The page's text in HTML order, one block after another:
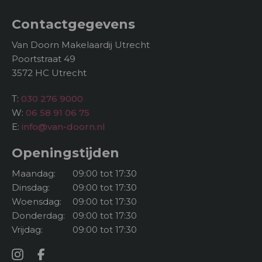
bewoners elkaar, is er oog voor elkaar en worden er
regelmatig buurtactiviteiten georganiseerd. De ruime
percelen zorgen er tegelijkertijd voor dat iedereen in
alle rust van zijn eigen plek kan genieten. Juist die
combinatie van betrokkenheid en privacy maakt
De Merkesstraat maakt onderdeel uit van het
historische terrein van Fort De Bilt en is eigendom
natuurgebied Bloeyendael, een prachtig gebied met
bos, open graslanden en kronkelende wandelpaden
waar je ieder seizoen opnieuw van de natuur kunt
genieten.
Ondanks de rustige en groene ligging is de
bereikbaarheid uitstekend. Binnen circa tien minuten
fietsen bereik je zowel de historische binnenstad van
Contactgegevens
Van Doorn Makelaardij Utrecht
Poortstraat 49
3572 HC Utrecht
T: 030 276 9000
W: 06 58 91 06 75
E: info@van-doorn.nl
Openingstijden
Maandag:
09:00 tot 17:30
Dinsdag:
09:00 tot 17:30
Woensdag:
09:00 tot 17:30
Donderdag:
09:00 tot 17:30
Vrijdag:
09:00 tot 17:30